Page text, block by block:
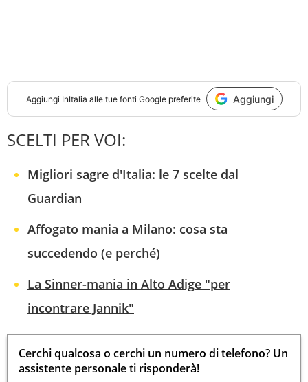
Aggiungi InItalia alle tue fonti Google preferite Aggiungi
SCELTI PER VOI:
Migliori sagre d'Italia: le 7 scelte dal
Guardian
Affogato mania a Milano: cosa sta
succedendo (e perché)
La Sinner-mania in Alto Adige "per
incontrare Jannik"
Cerchi qualcosa o cerchi un numero di telefono? Un
assistente personale ti risponderà!